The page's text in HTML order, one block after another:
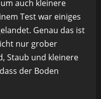
auch kleinere
Test war einiges
Genau das ist
nur grober
Staub und kleinere
der Boden